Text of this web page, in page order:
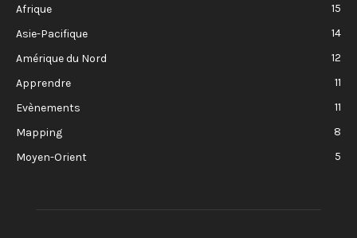
Afrique
15
Asie-Pacifique
14
Amérique du Nord
12
Apprendre
11
Evènements
11
Mapping
8
Moyen-Orient
5